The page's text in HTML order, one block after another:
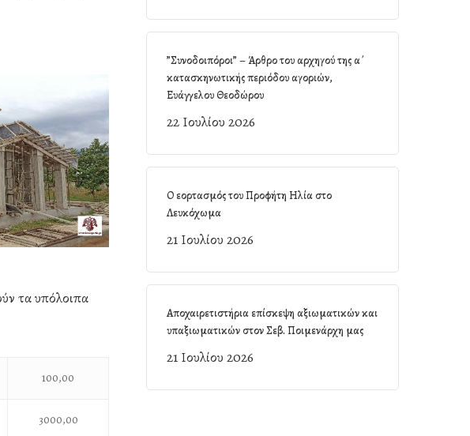
τα υπόλοιπα
100,00
3000,00
”Συνοδοιπόροι” – Άρθρο του αρχηγού της α΄
κατασκηνωτικής περιόδου αγοριών,
Ευάγγελου Θεοδώρου
22 Ιουλίου 2026
Ο εορτασμός του Προφήτη Ηλία στο
Λευκόχωμα
21 Ιουλίου 2026
Αποχαιρετιστήρια επίσκεψη αξιωματικών και
υπαξιωματικών στον Σεβ. Ποιμενάρχη μας
21 Ιουλίου 2026